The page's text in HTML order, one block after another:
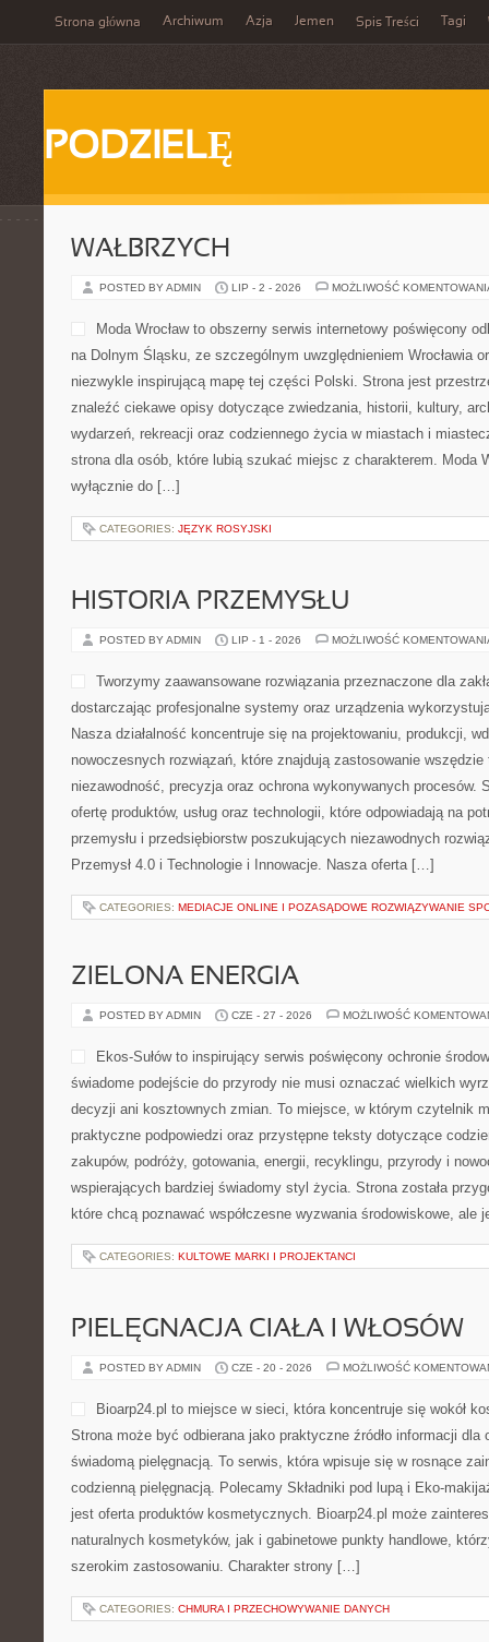
Strona główna Archiwum Azja Jemen Spis Treści Tagi
PODZIELĘ
WAŁBRZYCH
POSTED BY ADMIN LIP - 2 - 2026 MOŻLIWOŚĆ
Moda Wrocław to obszerny serwis internetowy poświęcony
na Dolnym Śląsku, ze szczególnym uwzględnieniem Wrocławia
niezwykle inspirującą mapę tej części Polski. Strona jest
znaleźć ciekawe opisy dotyczące zwiedzania, historii, kultury,
wydarzeń, rekreacji oraz codziennego życia w miastach i
strona dla osób, które lubią szukać miejsc z charakterem. Moda
wyłącznie do […]
CATEGORIES: JĘZYK ROSYJSKI
HISTORIA PRZEMYSŁU
POSTED BY ADMIN LIP - 1 - 2026 MOŻLIWOŚĆ
Tworzymy zaawansowane rozwiązania przeznaczone dla
dostarczając profesjonalne systemy oraz urządzenia
Nasza działalność koncentruje się na projektowaniu, produkcji,
nowoczesnych rozwiązań, które znajdują zastosowanie
niezawodność, precyzja oraz ochrona wykonywanych procesów.
ofertę produktów, usług oraz technologii, które odpowiadają na
przemysłu i przedsiębiorstw poszukujących niezawodnych
Przemysł 4.0 i Technologie i Innowacje. Nasza oferta […]
CATEGORIES: MEDIACJE ONLINE I POZASĄDOWE ROZWIĄZYWANIE
ZIELONA ENERGIA
POSTED BY ADMIN CZE - 27 - 2026 MOŻLIWOŚĆ
Ekos-Sułów to inspirujący serwis poświęcony ochronie
świadome podejście do przyrody nie musi oznaczać wielkich
decyzji ani kosztownych zmian. To miejsce, w którym czytelnik
praktyczne podpowiedzi oraz przystępne teksty dotyczące
zakupów, podróży, gotowania, energii, recyklingu, przyrody i
wspierających bardziej świadomy styl życia. Strona została
które chcą poznawać współczesne wyzwania środowiskowe,
CATEGORIES: KULTOWE MARKI I PROJEKTANCI
PIELĘGNACJA CIAŁA I WŁOSÓW
POSTED BY ADMIN CZE - 20 - 2026 MOŻLIWOŚĆ
Bioarp24.pl to miejsce w sieci, która koncentruje się wokół
Strona może być odbierana jako praktyczne źródło informacji dla
świadomą pielęgnacją. To serwis, która wpisuje się w rosnące
codzienną pielęgnacją. Polecamy Składniki pod lupą i Eko-
jest oferta produktów kosmetycznych. Bioarp24.pl może
naturalnych kosmetyków, jak i gabinetowe punkty handlowe,
szerokim zastosowaniu. Charakter strony […]
CATEGORIES: CHMURA I PRZECHOWYWANIE DANYCH